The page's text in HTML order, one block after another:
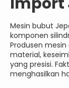
Mesin bubut
komponen
Produsen
material,
yang presisi.
menghasilkan